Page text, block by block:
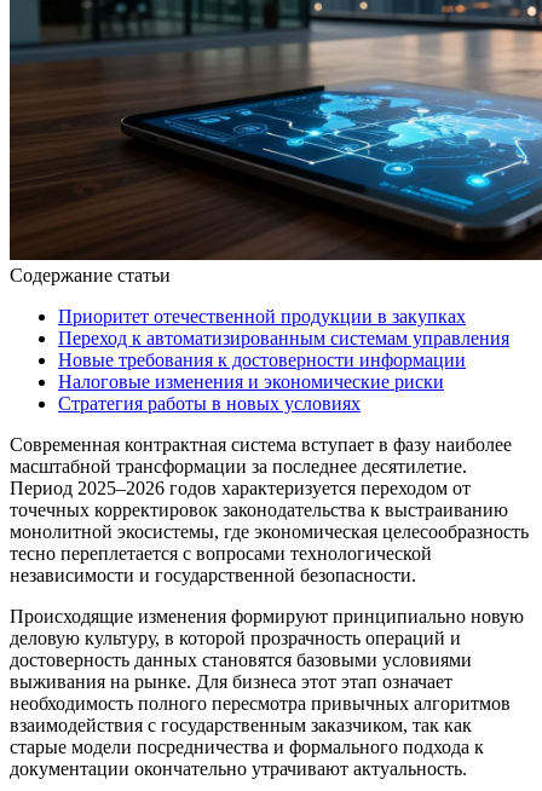
Содержание статьи
Приоритет отечественной продукции в закупках
Переход к автоматизированным системам управления
Новые требования к достоверности информации
Налоговые изменения и экономические риски
Стратегия работы в новых условиях
Современная контрактная система вступает в фазу наиболее
масштабной трансформации за последнее десятилетие.
Период 2025–2026 годов характеризуется переходом от
точечных корректировок законодательства к выстраиванию
монолитной экосистемы, где экономическая целесообразность
тесно переплетается с вопросами технологической
независимости и государственной безопасности.
Происходящие изменения формируют принципиально новую
деловую культуру, в которой прозрачность операций и
достоверность данных становятся базовыми условиями
выживания на рынке. Для бизнеса этот этап означает
необходимость полного пересмотра привычных алгоритмов
взаимодействия с государственным заказчиком, так как
старые модели посредничества и формального подхода к
документации окончательно утрачивают актуальность.